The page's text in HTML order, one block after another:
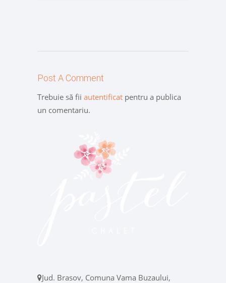
Post A Comment
Trebuie să fii autentificat pentru a publica
un comentariu.
Jud. Brasov, Comuna Vama Buzaului,